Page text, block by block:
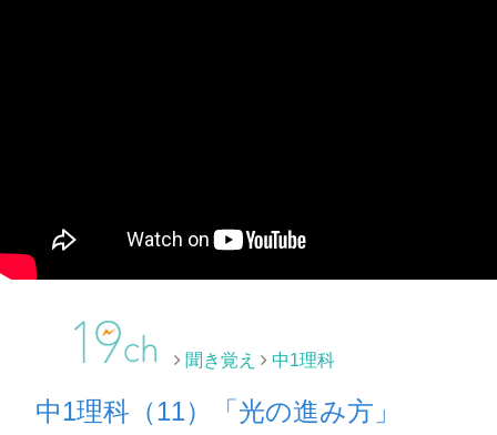
聞き覚え 中1理科
中1理科（11）「光の進み方」